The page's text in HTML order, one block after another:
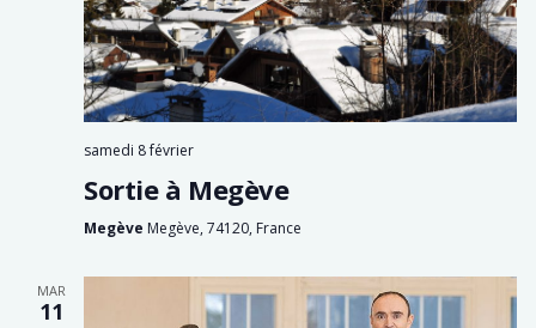
samedi 8 février
Sortie à Megève
Megève Megève, 74120, France
MAR
11